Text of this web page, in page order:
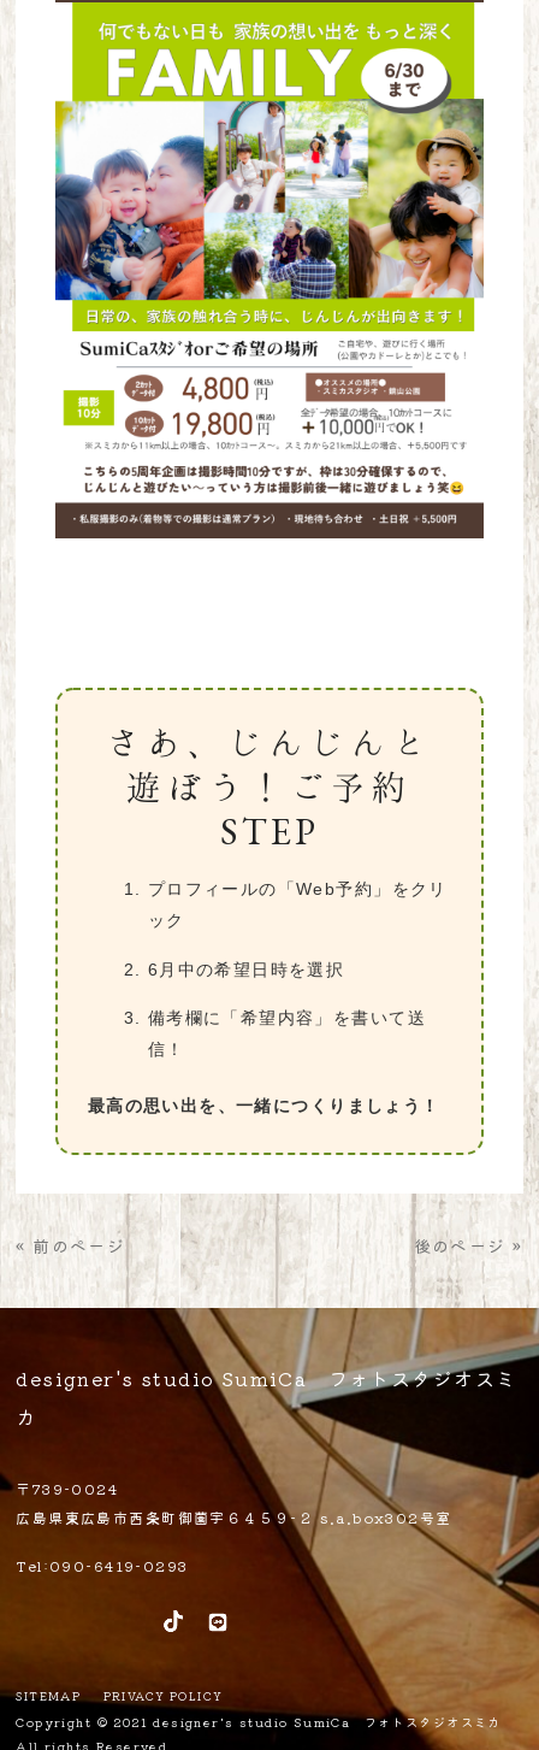
さあ、じんじんと
遊ぼう！ご予約
STEP
プロフィールの「Web予約」をクリ
ック
6月中の希望日時を選択
備考欄に「希望内容」を書いて送
信！
最高の思い出を、一緒につくりましょう！
« 前のページ 後のページ »
designer's studio SumiCa フォトスタジオスミ
カ
〒739-0024
広島県東広島市西条町御薗宇６４５９-２ s.a.box302号室
Tel:090-6419-0293
SITEMAP PRIVACY POLICY
Copyright © 2021 designer's studio SumiCa フォトスタジオスミカ
All rights Reserved.